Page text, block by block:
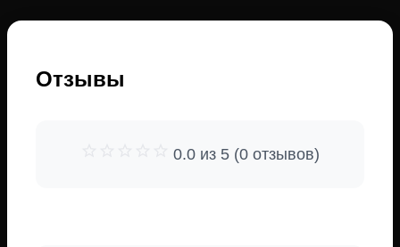
Отзывы
0.0 из 5 (0 отзывов)